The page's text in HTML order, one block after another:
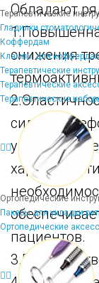
Терапевтические
Гладилки
Коффердам
Клампы для
Терапевтические
Терапевтические
Терапевтические
Ортопедические
Пакеры для укладки
Ортопедические
Обладают
снижения
сильной
ущерба ее
пациентов.